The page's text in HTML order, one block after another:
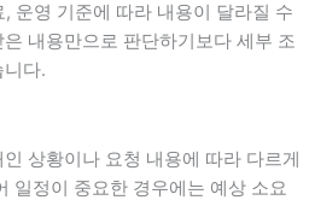
운영 기준에 따라 내용이 달라질 수
내용만으로 판단하기보다 세부 조
다.
상황이나 요청 내용에 따라 다르게
일정이 중요한 경우에는 예상 소요